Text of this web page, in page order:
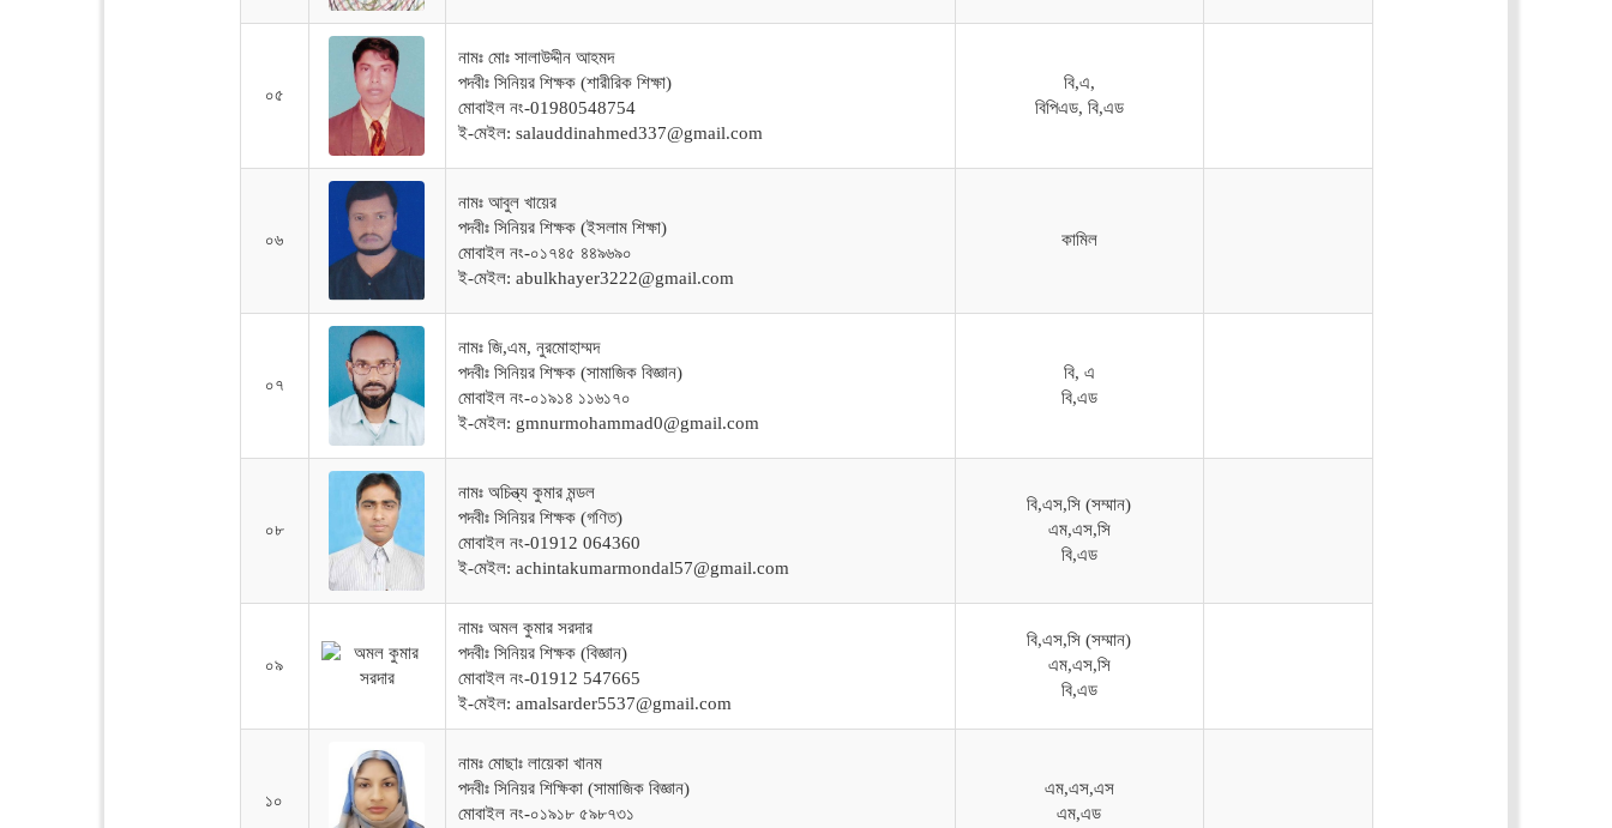
০৫
নামঃ মোঃ সালাউদ্দীন আহমদ
পদবীঃ সিনিয়র শিক্ষক (শারীরিক শিক্ষা)
মোবাইল নং-01980548754
ই-মেইল: salauddinahmed337@gmail.com
বি,এ,
বিপিএড, বি,এড
০৬
নামঃ আবুল খায়ের
পদবীঃ সিনিয়র শিক্ষক (ইসলাম শিক্ষা)
মোবাইল নং-০১৭৪৫ ৪৪৯৬৯০
ই-মেইল: abulkhayer3222@gmail.com
কামিল
০৭
নামঃ জি,এম, নুরমোহাম্মদ
পদবীঃ সিনিয়র শিক্ষক (সামাজিক বিজ্ঞান)
মোবাইল নং-০১৯১৪ ১১৬১৭০
ই-মেইল: gmnurmohammad0@gmail.com
বি, এ
বি,এড
০৮
নামঃ অচিন্ত্য কুমার মন্ডল
পদবীঃ সিনিয়র শিক্ষক (গণিত)
মোবাইল নং-01912 064360
ই-মেইল: achintakumarmondal57@gmail.com
বি,এস,সি (সম্মান)
এম,এস,সি
বি,এড
০৯
নামঃ অমল কুমার সরদার
পদবীঃ সিনিয়র শিক্ষক (বিজ্ঞান)
মোবাইল নং-01912 547665
ই-মেইল: amalsarder5537@gmail.com
বি,এস,সি (সম্মান)
এম,এস,সি
বি,এড
১০
নামঃ মোছাঃ লায়েকা খানম
পদবীঃ সিনিয়র শিক্ষিকা (সামাজিক বিজ্ঞান)
মোবাইল নং-০১৯১৮ ৫৯৮৭৩১
এম,এস,এস
এম,এড